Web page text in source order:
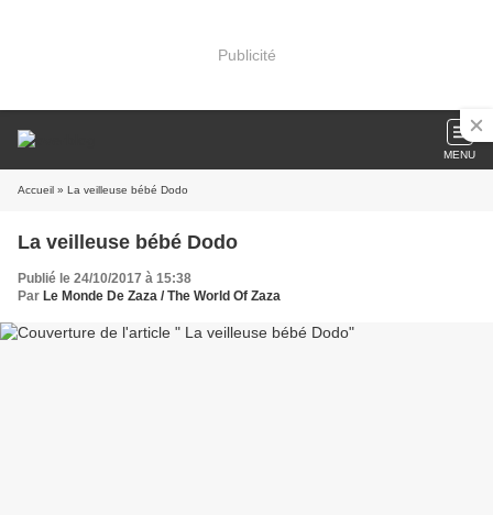
Publicité
MENU
Accueil » La veilleuse bébé Dodo
La veilleuse bébé Dodo
Publié le 24/10/2017 à 15:38
Par Le Monde De Zaza / The World Of Zaza